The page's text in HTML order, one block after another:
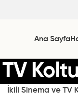
Ana Sayfa
İkili Sinema ve TV